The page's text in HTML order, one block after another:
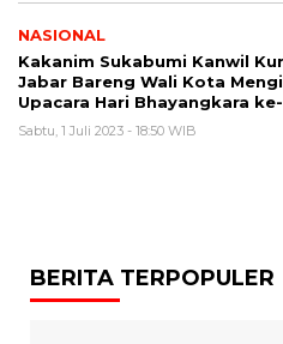
NASIONAL
Kakanim Sukabumi Kanwil
Jabar Bareng Wali Kota
Upacara Hari Bhayangkara
Sabtu, 1 Juli 2023 - 18:50 WIB
BERITA TERPOPULER